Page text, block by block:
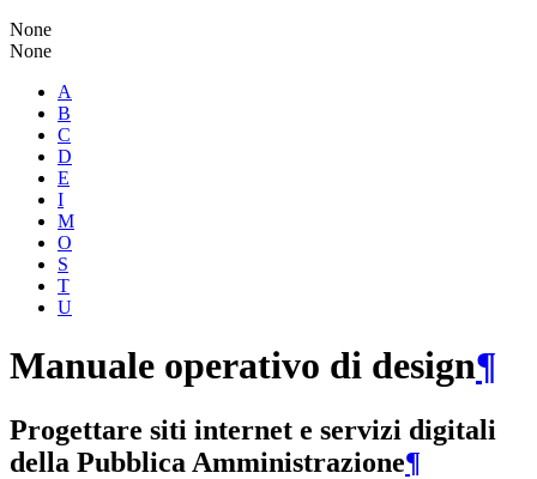
None
None
A
B
C
D
E
I
M
O
S
T
U
Manuale operativo di design¶
Progettare siti internet e servizi digitali
della Pubblica Amministrazione¶